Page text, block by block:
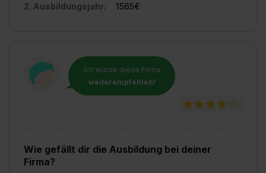
2. Ausbildungsjahr:
1565€
Ich würde diese Firma
weiterempfehlen!
Wie gefällt dir die Ausbildung bei deiner
Firma?